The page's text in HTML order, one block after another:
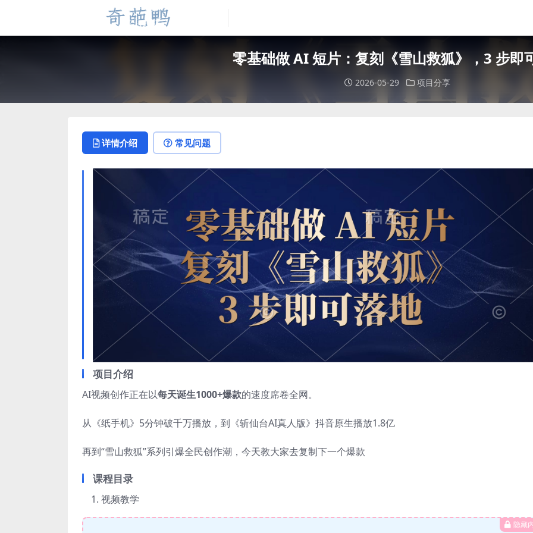
零基础做 AI 短片：复刻《雪山救狐》，3 步即
2026-05-29 项目分享
详情介绍 常见问题
项目介绍
AI视频创作正在以每天诞生1000+爆款的速度席卷全网。
从《纸手机》5分钟破千万播放，到《斩仙台AI真人版》抖音原生播放1.8亿
再到“雪山救狐”系列引爆全民创作潮，今天教大家去复制下一个爆款
课程目录
视频教学
隐藏